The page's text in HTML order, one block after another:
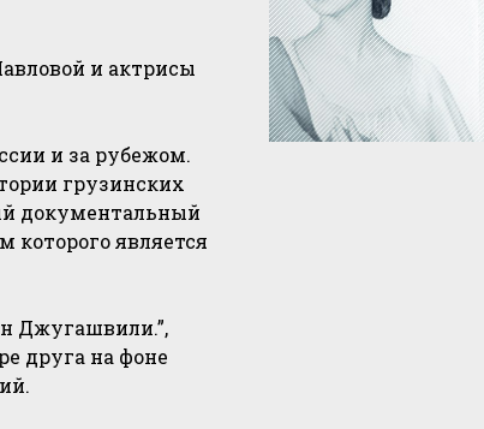
и актрисы
и за рубежом.
грузинских
документальный
которого является
Джугашвили.”,
друга на фоне